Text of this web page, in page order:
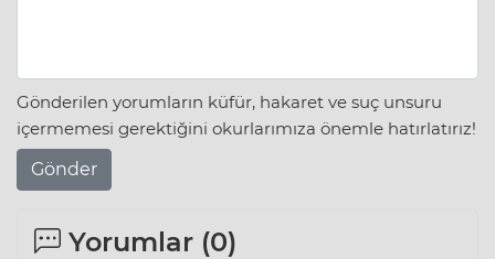
Gönderilen yorumların küfür, hakaret ve suç unsuru
içermemesi gerektiğini okurlarımıza önemle hatırlatırız!
Gönder
Yorumlar (0)